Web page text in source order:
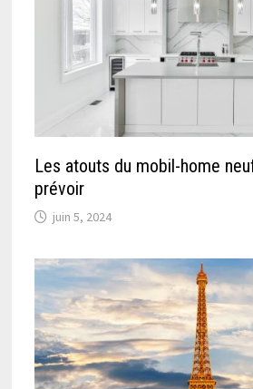
Les atouts du mobil-home
prévoir
juin 5, 2024